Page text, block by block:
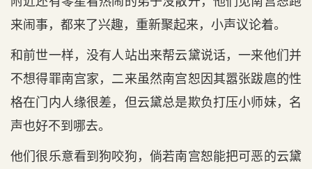
来闹事，都来了兴趣，重新聚起来，小声议论着。
和前世一样，没有人站出来帮云黛说话，一来他们并
不想得罪南宫家，二来虽然南宫恕因其嚣张跋扈的性
格在门内人缘很差，但云黛总是欺负打压小师妹，名
声也好不到哪去。
他们很乐意看到狗咬狗，倘若南宫恕能把可恶的云黛